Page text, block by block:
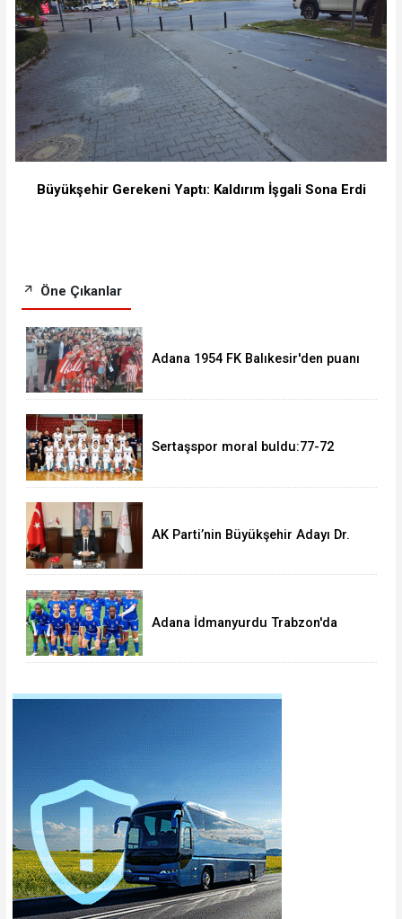
Büyükşehir Gerekeni Yaptı: Kaldırım İşgali Sona Erdi
Öne Çıkanlar
Adana 1954 FK Balıkesir'den puanı
Sertaşspor moral buldu:77-72
AK Parti’nin Büyükşehir Adayı Dr.
Adana İdmanyurdu Trabzon'da